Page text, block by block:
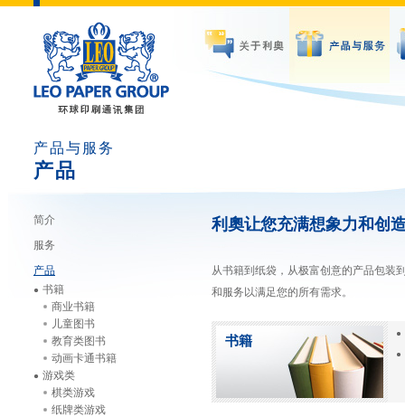
产品与服务
产品
简介
服务
产品
书籍
商业书籍
儿童图书
教育类图书
动画卡通书籍
游戏类
棋类游戏
纸牌类游戏
利奧让您充满想象力和创
从书籍到纸袋，从极富创意的产品包装
和服务以满足您的所有需求。
书籍